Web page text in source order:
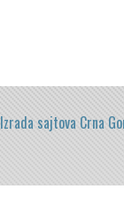
Izrada sajtova Crna